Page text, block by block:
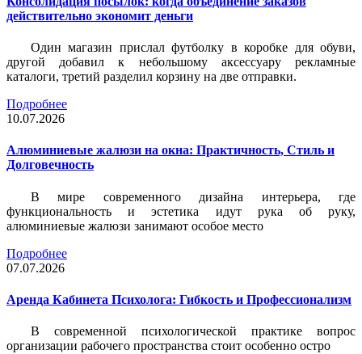
действительно экономит деньги
Один магазин прислал футболку в коробке для обуви,
другой добавил к небольшому аксессуару рекламные
каталоги, третий разделил корзину на две отправки.
Подробнее
10.07.2026
Алюминиевые жалюзи на окна: Практичность, Стиль и
Долговечность
В мире современного дизайна интерьера, где
функциональность и эстетика идут рука об руку,
алюминиевые жалюзи занимают особое место
Подробнее
07.07.2026
Аренда Кабинета Психолога: Гибкость и Профессионализм
В современной психологической практике вопрос
организации рабочего пространства стоит особенно остро